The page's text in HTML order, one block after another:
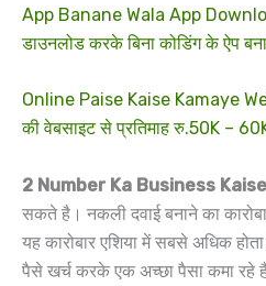
App Banane Wala App
डाउनलोड करके बिना कोडिंग के ऐप
Online Paise Kaise Kamaye
की वेबसाइट से प्रतिमाह रु.50K –
2 Number Ka Business
सकते है। नकली दवाई बनाने का
यह कारोबार एशिया में सबसे अधिक
पैसे खर्च करके एक अच्छा पैसा कमा रहे